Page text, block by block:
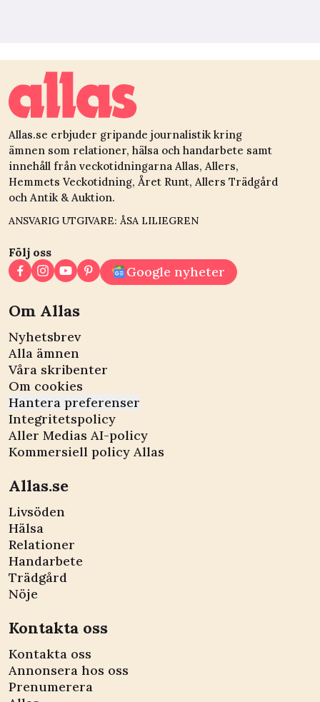
Allas.se erbjuder gripande journalistik kring
ämnen som relationer, hälsa och handarbete samt
innehåll från veckotidningarna Allas, Allers,
Hemmets Veckotidning, Året Runt, Allers Trädgård
och Antik & Auktion.
ANSVARIG UTGIVARE: ÅSA LILIEGREN
Följ oss
Google nyheter
Om Allas
Nyhetsbrev
Alla ämnen
Våra skribenter
Om cookies
Hantera preferenser
Integritetspolicy
Aller Medias AI-policy
Kommersiell policy Allas
Allas.se
Livsöden
Hälsa
Relationer
Handarbete
Trädgård
Nöje
Kontakta oss
Kontakta oss
Annonsera hos oss
Prenumerera